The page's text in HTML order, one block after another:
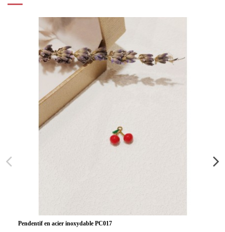
Pendentif en acier inoxydable PC017